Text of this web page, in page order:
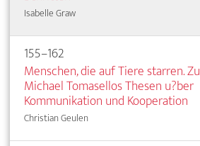
Isabelle Graw
155–162
Menschen, die auf Tiere starren. Zu
Michael Tomasellos Thesen u?ber
Kommunikation und Kooperation
Christian Geulen